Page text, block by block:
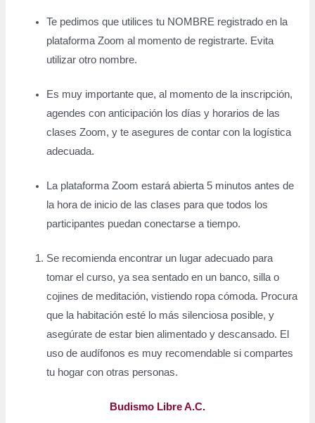
Te pedimos que utilices tu NOMBRE registrado en la
plataforma Zoom al momento de registrarte. Evita
utilizar otro nombre.
Es muy importante que, al momento de la inscripción,
agendes con anticipación los días y horarios de las
clases Zoom, y te asegures de contar con la logística
adecuada.
La plataforma Zoom estará abierta 5 minutos antes de
la hora de inicio de las clases para que todos los
participantes puedan conectarse a tiempo.
Se recomienda encontrar un lugar adecuado para
tomar el curso, ya sea sentado en un banco, silla o
cojines de meditación, vistiendo ropa cómoda. Procura
que la habitación esté lo más silenciosa posible, y
asegúrate de estar bien alimentado y descansado. El
uso de audífonos es muy recomendable si compartes
tu hogar con otras personas.
Budismo Libre A.C.